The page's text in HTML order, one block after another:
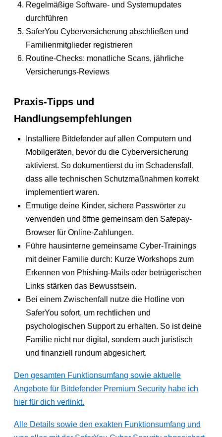
Regelmäßige Software- und Systemupdates
durchführen
SaferYou Cyberversicherung abschließen und
Familienmitglieder registrieren
Routine-Checks: monatliche Scans, jährliche
Versicherungs-Reviews
Praxis-Tipps und
Handlungsempfehlungen
Installiere Bitdefender auf allen Computern und
Mobilgeräten, bevor du die Cyberversicherung
aktivierst. So dokumentierst du im Schadensfall,
dass alle technischen Schutzmaßnahmen korrekt
implementiert waren.
Ermutige deine Kinder, sichere Passwörter zu
verwenden und öffne gemeinsam den Safepay-
Browser für Online-Zahlungen.
Führe hausinterne gemeinsame Cyber-Trainings
mit deiner Familie durch: Kurze Workshops zum
Erkennen von Phishing-Mails oder betrügerischen
Links stärken das Bewusstsein.
Bei einem Zwischenfall nutze die Hotline von
SaferYou sofort, um rechtlichen und
psychologischen Support zu erhalten. So ist deine
Familie nicht nur digital, sondern auch juristisch
und finanziell rundum abgesichert.
Den gesamten Funktionsumfang sowie aktuelle
Angebote für Bitdefender Premium Security habe ich
hier für dich verlinkt.
Alle Details sowie den exakten Funktionsumfang und